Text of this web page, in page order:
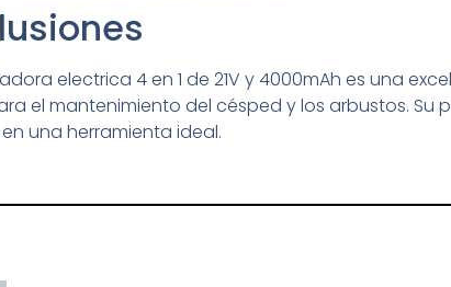
electrica 4 en 1 de 21V y 4000mAh es una
el mantenimiento del césped y los arbustos.
una herramienta ideal.